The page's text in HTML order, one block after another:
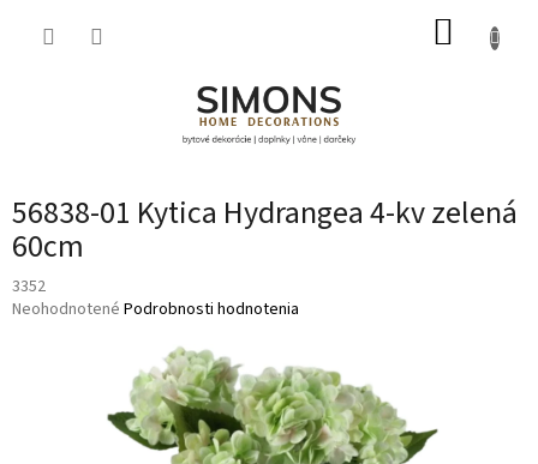
56838-01 Kytica Hydrangea 4-kv zelená
60cm
3352
Priemerné
Neohodnotené Podrobnosti hodnotenia